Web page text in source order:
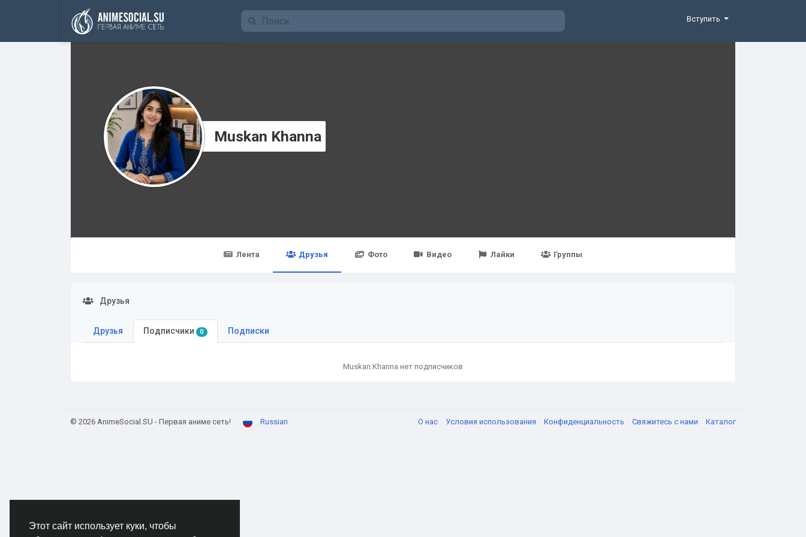
Этот сайт использует куки, чтобы
Funding
Вступить
Muskan Khanna
Лента Друзья Фото Видео Лайки Группы
Друзья
Друзья Подписчики 0 Подписки
Muskan Khanna нет подписчиков
© 2026 AnimeSocial.SU - Первая аниме сеть! Russian О нас Условия использования Конфиденциальность Свяжитесь с нами Каталог